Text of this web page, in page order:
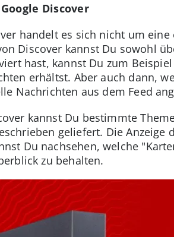
Discover
handelt es sich nicht um
Discover kannst Du sowohl
hast, kannst Du zum
erhältst. Aber auch dann,
Nachrichten aus dem Feed
kannst Du bestimmte
geliefert. Die
Du nachsehen, welche
zu behalten.